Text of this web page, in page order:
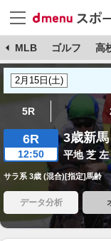
MLB ゴルフ 高
5R
6R
12:50
3歳新馬
平地 芝
サラ系 3歳 (混合)[指定]馬齢
データ分析